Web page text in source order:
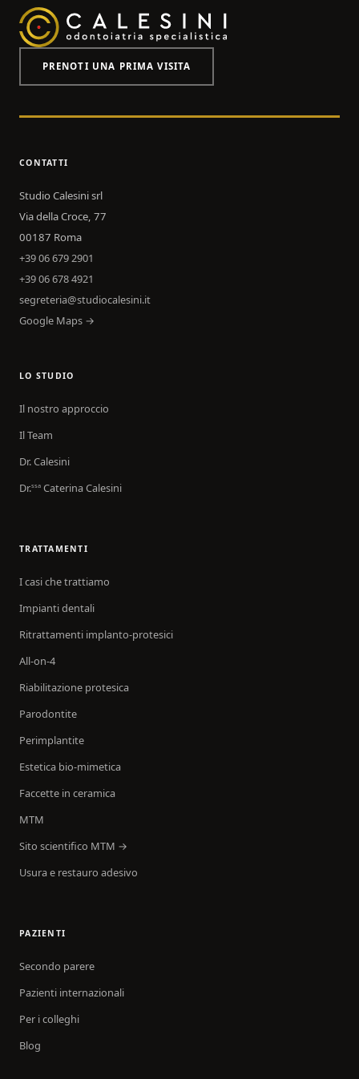
PRENOTI UNA PRIMA VISITA
CONTATTI
Studio Calesini srl
Via della Croce, 77
00187 Roma
+39 06 679 2901
+39 06 678 4921
segreteria@studiocalesini.it
Google Maps →
LO STUDIO
Il nostro approccio
Il Team
Dr. Calesini
Dr.ssa Caterina Calesini
TRATTAMENTI
I casi che trattiamo
Impianti dentali
Ritrattamenti implanto-protesici
All-on-4
Riabilitazione protesica
Parodontite
Perimplantite
Estetica bio-mimetica
Faccette in ceramica
MTM
Sito scientifico MTM →
Usura e restauro adesivo
PAZIENTI
Secondo parere
Pazienti internazionali
Per i colleghi
Blog